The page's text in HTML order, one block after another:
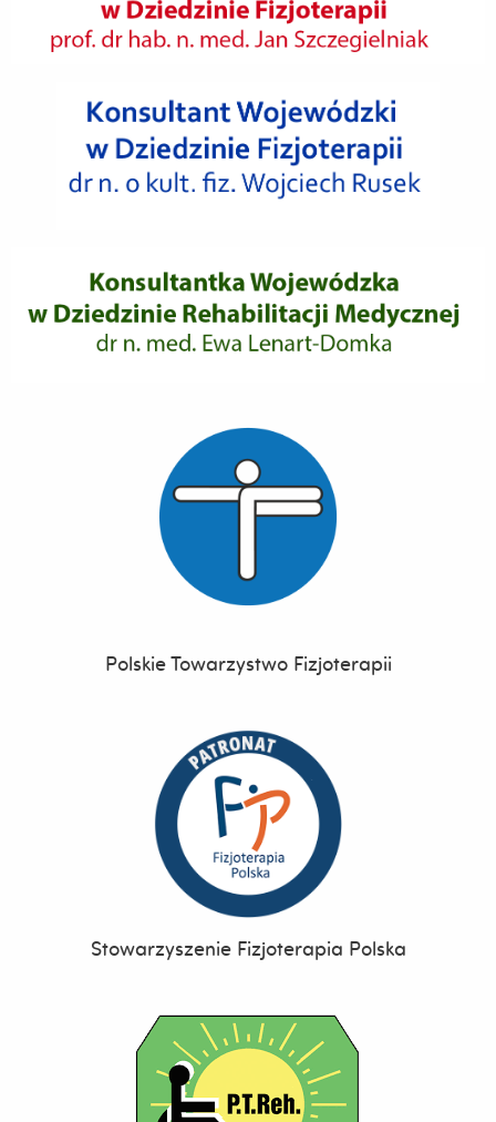
Polskie Towarzystwo Fizjoterapii
Stowarzyszenie Fizjoterapia Polska